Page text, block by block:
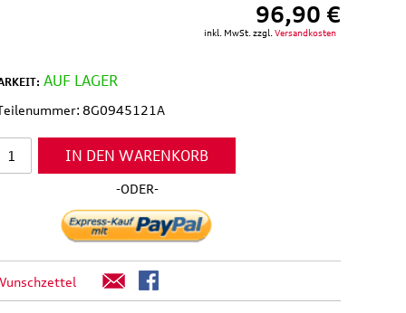
96,90 €
inkl. MwSt. zzgl. Versandkosten
AUF LAGER
8G0945121A
IN DEN WARENKORB
-ODER-